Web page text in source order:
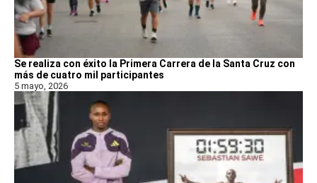
Se realiza con éxito la Primera Carrera de la Santa Cruz con
más de cuatro mil participantes
5 mayo, 2026